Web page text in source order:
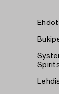
Ehdot